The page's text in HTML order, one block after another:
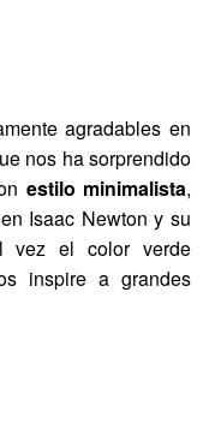
agradables en
nos ha sorprendido
estilo minimalista,
Isaac Newton y su
vez el color verde
inspire a grandes